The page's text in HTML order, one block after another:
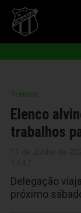
Treinos
Elenco
trabalhos
Delegação
próximo